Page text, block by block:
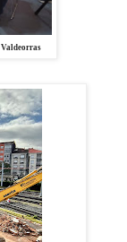
Valdeorras